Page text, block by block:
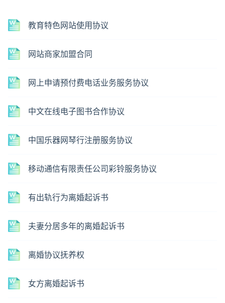
教育特色网站使用协议
网站商家加盟合同
网上申请预付费电话业务服务协议
中文在线电子图书合作协议
中国乐器网琴行注册服务协议
移动通信有限责任公司彩铃服务协议
有出轨行为离婚起诉书
夫妻分居多年的离婚起诉书
离婚协议抚养权
女方离婚起诉书